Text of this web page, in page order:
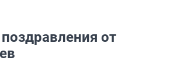
от